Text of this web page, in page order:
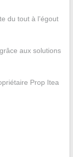
du tout à l’égout
aux solutions
Prop Itea